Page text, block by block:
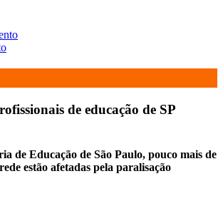
de educação de SP
de Educação de São Paulo, pouco mais de
estão afetadas pela paralisação